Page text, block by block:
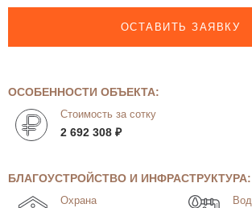
ОСТАВИТЬ ЗАЯВКУ
ОСОБЕННОСТИ ОБЪЕКТА:
Стоимость за сотку
2 692 308 ₽
БЛАГОУСТРОЙСТВО И ИНФРАСТРУКТУРА:
Охрана